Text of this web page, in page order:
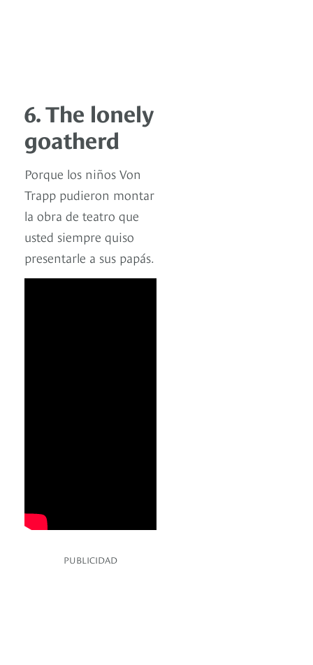
6. The lonely
goatherd
Porque los niños Von
Trapp pudieron montar
la obra de teatro que
usted siempre quiso
presentarle a sus papás.
PUBLICIDAD